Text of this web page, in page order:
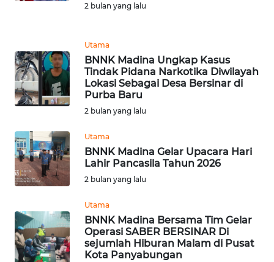
2 bulan yang lalu
Utama
BNNK Madina Ungkap Kasus
Tindak Pidana Narkotika Diwilayah
Lokasi Sebagai Desa Bersinar di
Purba Baru
2 bulan yang lalu
Utama
BNNK Madina Gelar Upacara Hari
Lahir Pancasila Tahun 2026
2 bulan yang lalu
Utama
BNNK Madina Bersama Tim Gelar
Operasi SABER BERSINAR Di
sejumlah Hiburan Malam di Pusat
Kota Panyabungan
DISCLAIMER
Wahana
News
WN
SUMUT
WN
JABAR